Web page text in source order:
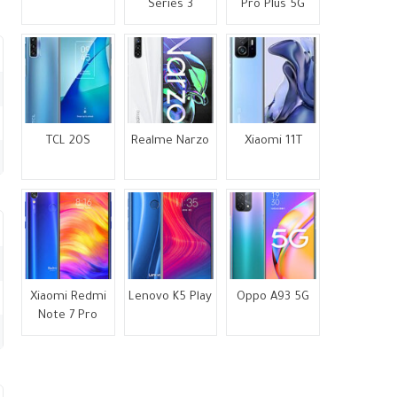
Series 3 Pro Plus 5G
TCL 20S Realme Narzo Xiaomi 11T
Xiaomi Redmi
Note 7 Pro
Lenovo K5 Play Oppo A93 5G